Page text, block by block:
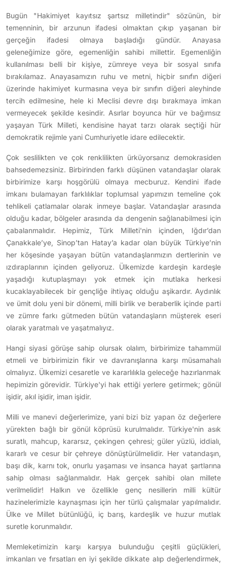
Bugün "Hakimiyet kayıtsız şartsız milletindir" sözünün, bir
temenninin, bir arzunun ifadesi olmaktan çıkıp yaşanan bir
gerçeğin ifadesi olmaya başladığı gündür. Anayasa
geleneğimize göre, egemenliğin sahibi millettir. Egemenliğin
kullanılması belli bir kişiye, zümreye veya bir sosyal sınıfa
bırakılamaz. Anayasamızın ruhu ve metni, hiçbir sınıfın diğeri
üzerinde hakimiyet kurmasına veya bir sınıfın diğeri aleyhinde
tercih edilmesine, hele ki Meclisi devre dışı bırakmaya imkan
vermeyecek şekilde kesindir. Asırlar boyunca hür ve bağımsız
yaşayan Türk Milleti, kendisine hayat tarzı olarak seçtiği hür
demokratik rejimle yani Cumhuriyetle idare edilecektir.
Çok seslilikten ve çok renklilikten ürküyorsanız demokrasiden
bahsedemezsiniz. Birbirinden farklı düşünen vatandaşlar olarak
birbirimize karşı hoşgörülü olmaya mecburuz. Kendini ifade
imkanı bulamayan farklılıklar toplumsal yapımızın temeline çok
tehlikeli çatlamalar olarak inmeye başlar. Vatandaşlar arasında
olduğu kadar, bölgeler arasında da dengenin sağlanabilmesi için
çabalanmalıdır. Hepimiz, Türk Milleti'nin içinden, Iğdır’dan
Çanakkale’ye, Sinop’tan Hatay’a kadar olan büyük Türkiye’nin
her köşesinde yaşayan bütün vatandaşlarımızın dertlerinin ve
ızdıraplarının içinden geliyoruz. Ülkemizde kardeşin kardeşle
yaşadığı kutuplaşmayı yok etmek için mutlaka herkesi
kucaklayabilecek bir gençliğe ihtiyaç olduğu aşikardır. Aydınlık
ve ümit dolu yeni bir dönemi, milli birlik ve beraberlik içinde parti
ve zümre farkı gütmeden bütün vatandaşların müşterek eseri
olarak yaratmalı ve yaşatmalıyız.
Hangi siyasi görüşe sahip olursak olalım, birbirimize tahammül
etmeli ve birbirimizin fikir ve davranışlarına karşı müsamahalı
olmalıyız. Ülkemizi cesaretle ve kararlılıkla geleceğe hazırlanmak
hepimizin görevidir. Türkiye'yi hak ettiği yerlere getirmek; gönül
işidir, akıl işidir, iman işidir.
Milli ve manevi değerlerimize, yani bizi biz yapan öz değerlere
yürekten bağlı bir gönül köprüsü kurulmalıdır. Türkiye'nin asık
suratlı, mahcup, kararsız, çekingen çehresi; güler yüzlü, iddialı,
kararlı ve cesur bir çehreye dönüştürülmelidir. Her vatandaşın,
başı dik, karnı tok, onurlu yaşaması ve insanca hayat şartlarına
sahip olması sağlanmalıdır. Hak gerçek sahibi olan millete
verilmelidir! Halkın ve özellikle genç nesillerin milli kültür
hazinelerimizle kaynaşması için her türlü çalışmalar yapılmalıdır.
Ülke ve Millet bütünlüğü, iç barış, kardeşlik ve huzur mutlak
suretle korunmalıdır.
Memleketimizin karşı karşıya bulunduğu çeşitli güçlükleri,
imkanları ve fırsatları en iyi şekilde dikkate alıp değerlendirmek,